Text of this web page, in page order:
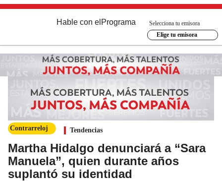
Hable con el Programa
Selecciona tu emisora
Elige tu emisora
Contrarreloj Tendencias
Martha Hidalgo denunciará a “Sara
Manuela”, quien durante años
suplantó su identidad